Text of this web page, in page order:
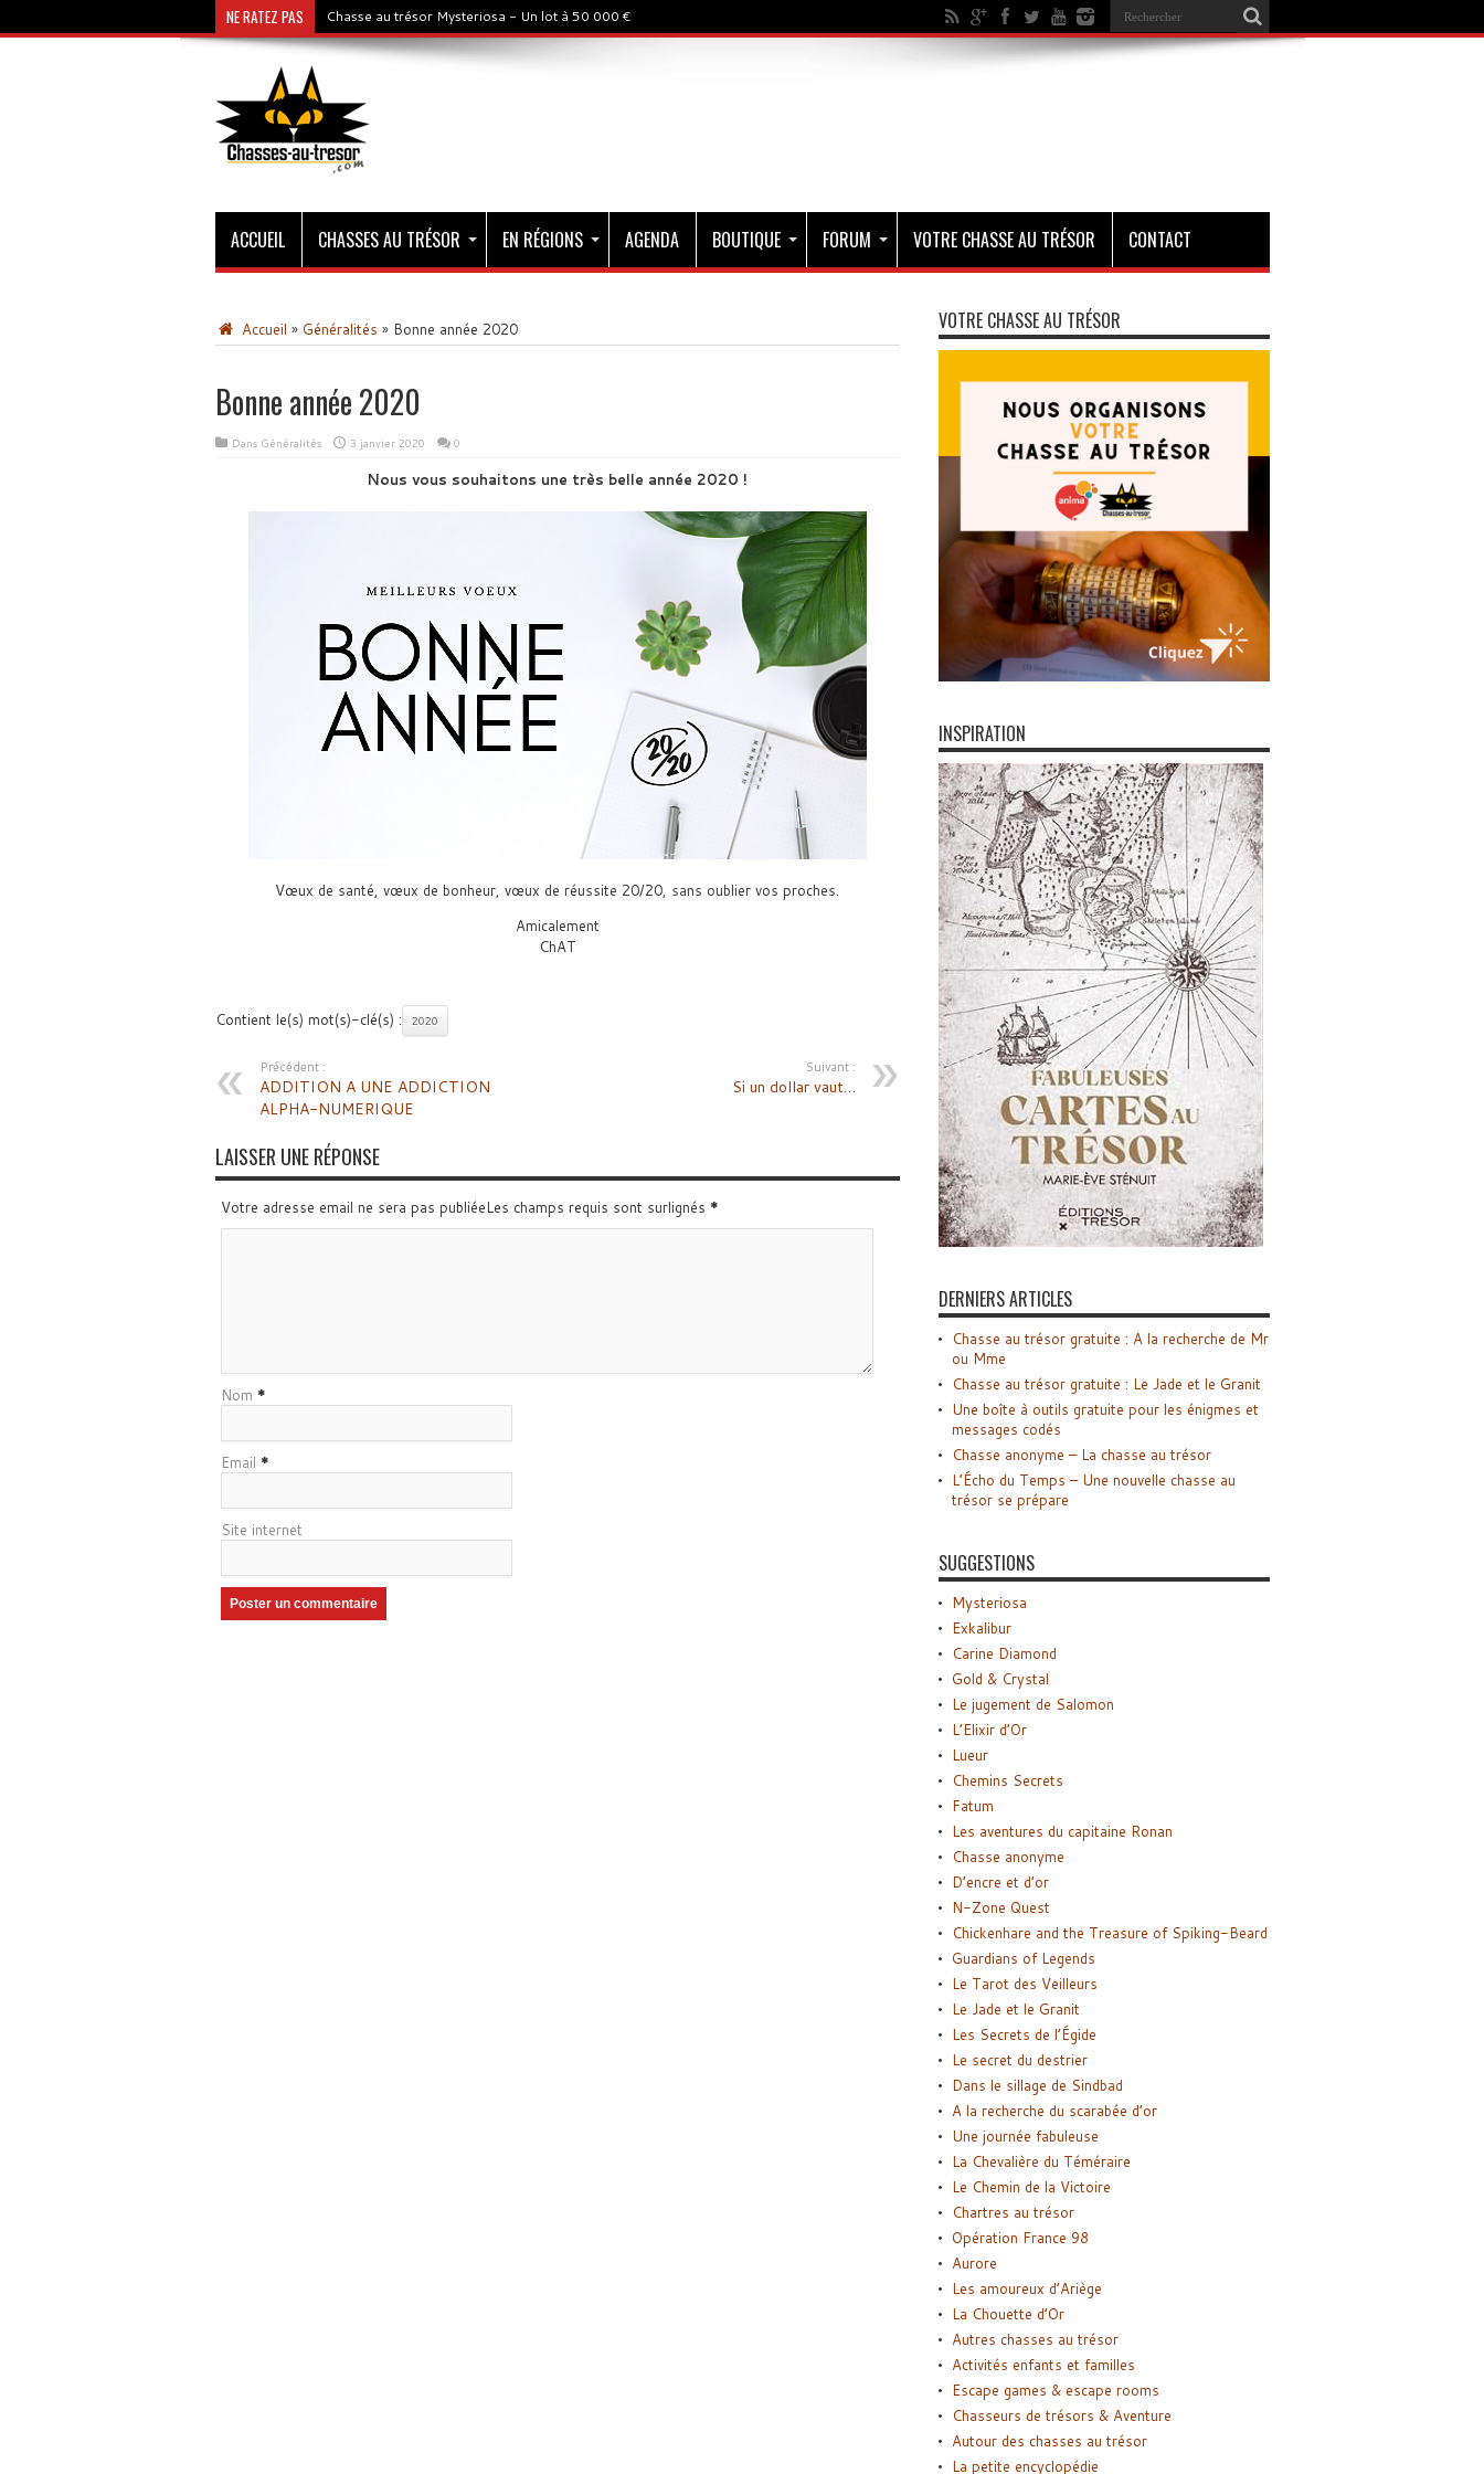
NE RATEZ PAS Chasse au trésor Mysteriosa - Un lot à 50 000 €
ACCUEIL CHASSES AU TRÉSOR EN RÉGIONS AGENDA BOUTIQUE FORUM VOTRE CHASSE AU TRÉSOR CONTACT
Accueil » Généralités » Bonne année 2020
Bonne année 2020
Dans Généralités 3 janvier 2020 0
Nous vous souhaitons une très belle année 2020 !
Vœux de santé, vœux de bonheur, vœux de réussite 20/20, sans oublier vos proches.
Amicalement
ChAT
Contient le(s) mot(s)-clé(s) : 2020
Précédent :
ADDITION A UNE ADDICTION
ALPHA-NUMERIQUE
Suivant :
Si un dollar vaut…
LAISSER UNE RÉPONSE
Votre adresse email ne sera pas publiéeLes champs requis sont surlignés *
Nom *
Email *
Site internet
VOTRE CHASSE AU TRÉSOR
INSPIRATION
DERNIERS ARTICLES
Chasse au trésor gratuite : A la recherche de Mr
ou Mme
Chasse au trésor gratuite : Le Jade et le Granit
Une boîte à outils gratuite pour les énigmes et
messages codés
Chasse anonyme – La chasse au trésor
L’Écho du Temps – Une nouvelle chasse au
trésor se prépare
SUGGESTIONS
Mysteriosa
Exkalibur
Carine Diamond
Gold & Crystal
Le jugement de Salomon
L’Elixir d’Or
Lueur
Chemins Secrets
Fatum
Les aventures du capitaine Ronan
Chasse anonyme
D’encre et d’or
N-Zone Quest
Chickenhare and the Treasure of Spiking-Beard
Guardians of Legends
Le Tarot des Veilleurs
Le Jade et le Granit
Les Secrets de l’Égide
Le secret du destrier
Dans le sillage de Sindbad
A la recherche du scarabée d’or
Une journée fabuleuse
La Chevalière du Téméraire
Le Chemin de la Victoire
Chartres au trésor
Opération France 98
Aurore
Les amoureux d’Ariège
La Chouette d’Or
Autres chasses au trésor
Activités enfants et familles
Escape games & escape rooms
Chasseurs de trésors & Aventure
Autour des chasses au trésor
La petite encyclopédie